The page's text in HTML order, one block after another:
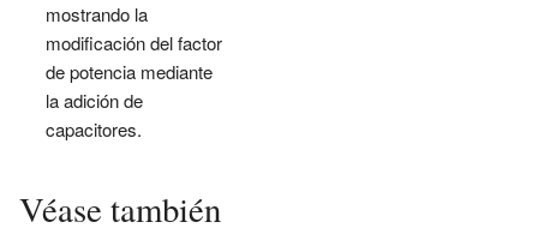
mostrando la
modificación del factor
de potencia mediante
la adición de
capacitores.
Véase también